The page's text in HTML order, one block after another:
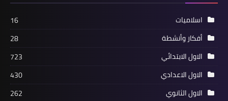
اسلاميات
16
أفكار وأنشطة
28
الاول الابتدائي
723
الاول الاعدادي
430
الاول الثانوي
262